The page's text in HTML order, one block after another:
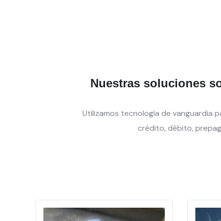
Nuestras soluciones
Utilizamos tecnología de vanguardia
crédito, débito,